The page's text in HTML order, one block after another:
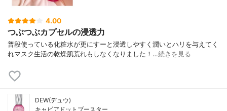
4.00
つぶつぶカプセルの浸透力
普段使っている化粧水が更にすーと浸透しやすく潤いとハリを与えてく
れマスク生活の乾燥肌荒れもしなくなりました！…続きを見る
DEW(デュウ)
キャビアドットブースター